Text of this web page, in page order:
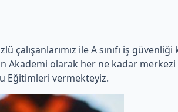
ile A sınıfı iş güvenliği
Akademi olarak her ne kadar
Eğitimleri vermekteyiz.